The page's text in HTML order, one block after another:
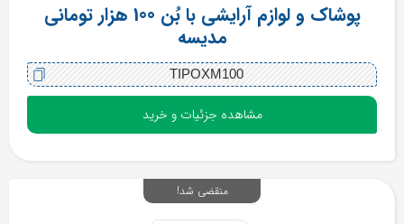
پوشاک و لوازم آرایشی با بُن 100 هزار تومانی
مدیسه
TIPOXM100
مشاهده جزئیات و خرید
منقضی شد!